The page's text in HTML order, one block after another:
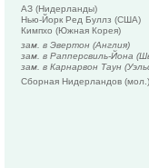
АЗ (Нидерланды)
Нью-Йорк Ред Буллз (США)
Кимпхо (Южная Корея)
зам. в Эвертон (Англия)
зам. в Рапперсвиль-Йона
зам. в Карнарвон Таун
Сборная Нидерландов (мол.)